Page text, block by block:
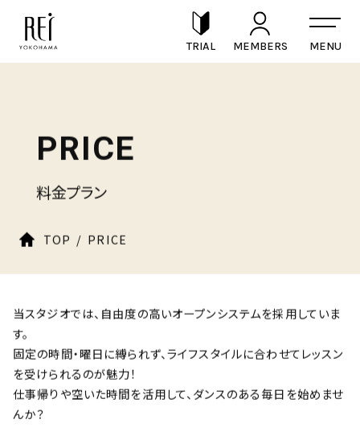
TRIAL MEMBERS
PRICE
料金プラン
TOP PRICE
当スタジオでは、自由度の高いオープンシステムを採用していま
す。
固定の時間・曜日に縛られず、ライフスタイルに合わせてレッスン
を受けられるのが魅力！
仕事帰りや空いた時間を活用して、ダンスのある毎日を始めませ
んか？